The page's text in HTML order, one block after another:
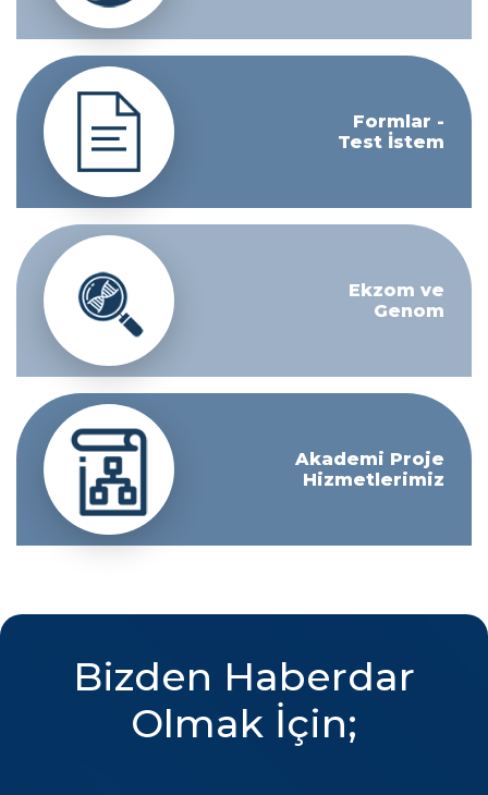
Formlar -
Test İstem
Ekzom ve
Genom
Akademi Proje
Hizmetlerimiz
Bizden Haberdar
Olmak İçin;